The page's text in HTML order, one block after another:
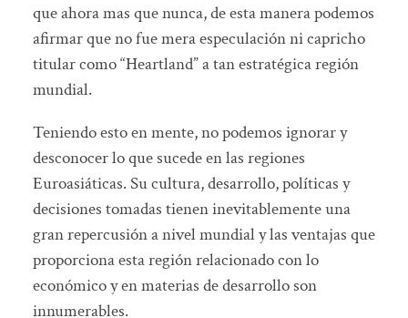
que ahora mas que nunca, de esta manera podemos
afirmar que no fue mera especulación ni capricho
titular como “Heartland” a tan estratégica región
mundial.
Teniendo esto en mente, no podemos ignorar y
desconocer lo que sucede en las regiones
Euroasiáticas. Su cultura, desarrollo, políticas y
decisiones tomadas tienen inevitablemente una
gran repercusión a nivel mundial y las ventajas que
proporciona esta región relacionado con lo
económico y en materias de desarrollo son
innumerables.